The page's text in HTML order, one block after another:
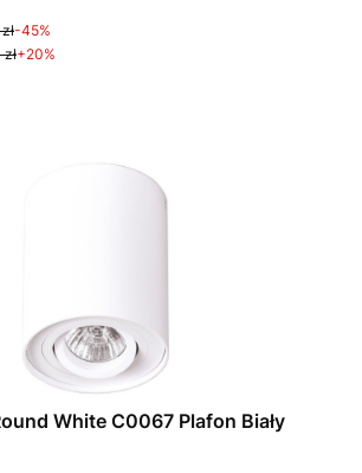
-45%
+20%
Round White C0067 Plafon Biały